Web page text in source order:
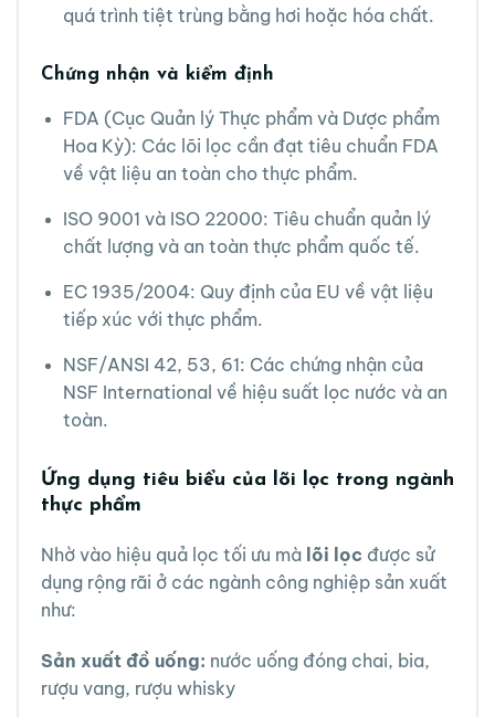
quá trình tiệt trùng bằng hơi hoặc hóa chất.
Chứng nhận và kiểm định
FDA (Cục Quản lý Thực phẩm và Dược phẩm
Hoa Kỳ): Các lõi lọc cần đạt tiêu chuẩn FDA
về vật liệu an toàn cho thực phẩm.
ISO 9001 và ISO 22000: Tiêu chuẩn quản lý
chất lượng và an toàn thực phẩm quốc tế.
EC 1935/2004: Quy định của EU về vật liệu
tiếp xúc với thực phẩm.
NSF/ANSI 42, 53, 61: Các chứng nhận của
NSF International về hiệu suất lọc nước và an
toàn.
Ứng dụng tiêu biểu của lõi lọc trong ngành
thực phẩm
Nhờ vào hiệu quả lọc tối ưu mà lõi lọc được sử
dụng rộng rãi ở các ngành công nghiệp sản xuất
như:
Sản xuất đồ uống: nước uống đóng chai, bia,
rượu vang, rượu whisky